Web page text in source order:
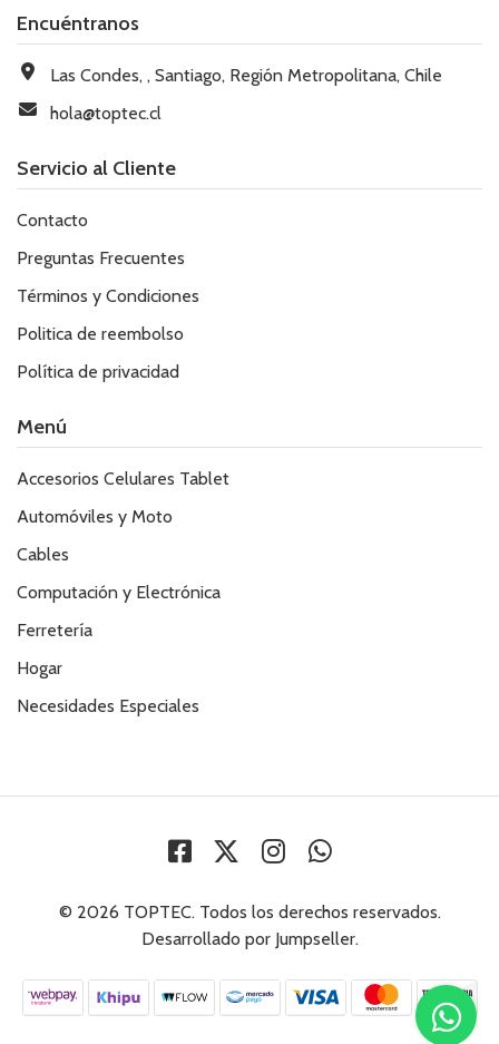
Encuéntranos
Las Condes, , Santiago, Región Metropolitana, Chile
hola@toptec.cl
Servicio al Cliente
Contacto
Preguntas Frecuentes
Términos y Condiciones
Politica de reembolso
Política de privacidad
Menú
Accesorios Celulares Tablet
Automóviles y Moto
Cables
Computación y Electrónica
Ferretería
Hogar
Necesidades Especiales
© 2026 TOPTEC. Todos los derechos reservados.
Desarrollado por Jumpseller.